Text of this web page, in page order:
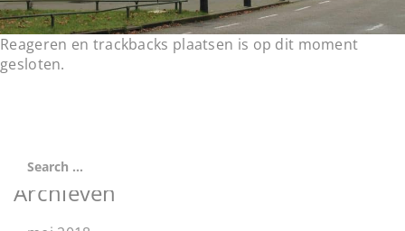
Reageren en trackbacks plaatsen is op dit moment
gesloten.
Archieven